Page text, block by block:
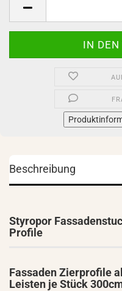
Beschreibung
Styropor
Profile
Fassaden Zierprofile
Leisten je Stück